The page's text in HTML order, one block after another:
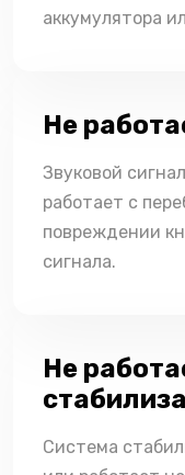
аккумулятора
Не
Звуковой
работает с
повреждении
сигнала.
Не
Система